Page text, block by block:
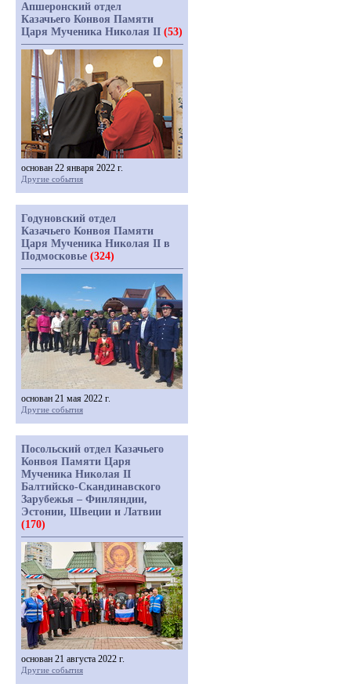
Апшеронский отдел
Казачьего Конвоя Памяти
Царя Мученика Николая II (53)
основан 22 января 2022 г.
Другие события
Годуновский отдел
Казачьего Конвоя Памяти
Царя Мученика Николая II в
Подмосковье (324)
основан 21 мая 2022 г.
Другие события
Посольский отдел Казачьего
Конвоя Памяти Царя
Мученика Николая II
Балтийско-Скандинавского
Зарубежья – Финляндии,
Эстонии, Швеции и Латвии
(170)
основан 21 августа 2022 г.
Другие события